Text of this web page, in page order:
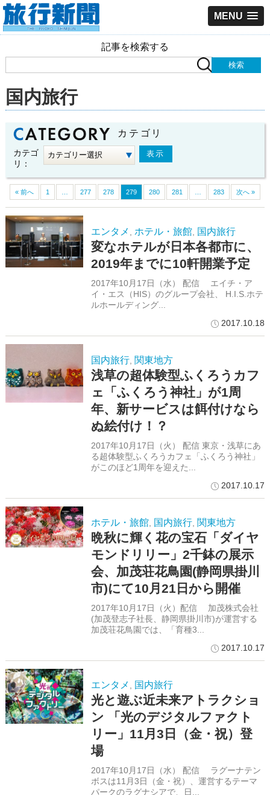
MENU
記事を検索する
国内旅行
カテゴリ
カテゴ
リ：
« 前へ 1 277 278 279 280 281 283 次へ »
エンタメ , ホテル・旅館, 国内旅行
変なホテルが日本各都市に、
2019年までに10軒開業予定
2017年10月17日（水） 配信 エイチ・ア
イ・エス（HIS）のグループ会社、 H.I.S.ホテ
ルホールディング...
2017.10.18
国内旅行, 関東地方
浅草の超体験型ふくろうカフ
ェ「ふくろう神社」が1周
年、新サービスは餌付けなら
ぬ絵付け！？
2017年10月17日（火） 配信 東京・浅草にあ
る超体験型ふくろうカフェ「ふくろう神社」
がこのほど1周年を迎えた...
2017.10.17
ホテル・旅館, 国内旅行, 関東地方
晩秋に輝く花の宝石「ダイヤ
モンドリリー」2千鉢の展示
会、加茂荘花鳥園(静岡県掛川
市)にて10月21日から開催
2017年10月17日（火）配信 加茂株式会社
(加茂登志子社長、静岡県掛川市)が運営する
加茂荘花鳥園では、「育種3...
2017.10.17
エンタメ , 国内旅行
光と遊ぶ近未来アトラクショ
ン 「光のデジタルファクト
リー」11月3日（金・祝）登
場
2017年10月17日（水） 配信 ラグーナテン
ボスは11月3日（金・祝）、運営するテーマ
パークのラグナシアで、日...